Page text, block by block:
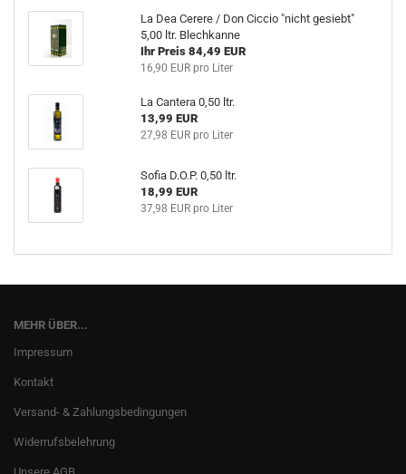
La Dea Cerere / Don Ciccio "nicht gesiebt"
5,00 ltr. Blechkanne
Ihr Preis 84,49 EUR
16,90 EUR pro Liter
La Cantera 0,50 ltr.
13,99 EUR
27,98 EUR pro Liter
Sofia D.O.P. 0,50 ltr.
18,99 EUR
37,98 EUR pro Liter
MEHR ÜBER...
Impressum
Kontakt
Versand- & Zahlungsbedingungen
Widerrufsbelehrung